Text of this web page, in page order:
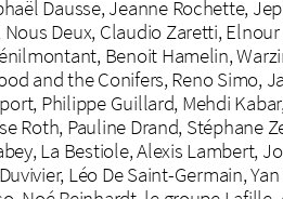
Dausse, Jeanne Rochette,
Deux, Claudio Zaretti,
Benoit Hamelin,
and the Conifers, Reno Simo,
Philippe Guillard, Mehdi
Roth, Pauline Drand, Stéphane
La Bestiole, Alexis Lambert,
Léo De Saint-Germain,